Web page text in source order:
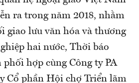
ra trong năm 2018, nhằm
giao lưu văn hóa và thương
hai nước, Thời báo
hợp cùng Công ty PA
Cổ phần Hội chợ Triển lãm